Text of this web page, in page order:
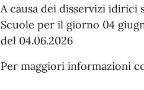
A causa dei disservizi idirici
Scuole per il giorno 04
del 04.06.2026
Per maggiori informazioni